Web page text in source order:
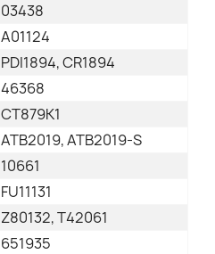
03438
A01124
PDI1894, CR1894
46368
CT879K1
ATB2019, ATB2019-S
10661
FU11131
Z80132, T42061
651935